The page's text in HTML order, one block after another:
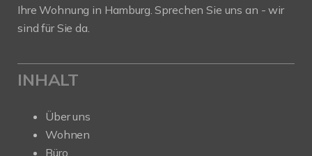
Ihre Wohnung in Hamburg. Sprechen Sie uns an - wir
sind für Sie da.
INHALT
Über uns
Wohnen
Büro